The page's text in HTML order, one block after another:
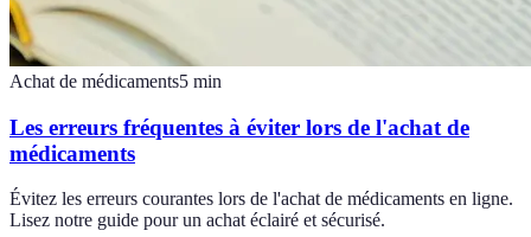
Achat de médicaments5 min
Les erreurs fréquentes à éviter lors de l'achat de
médicaments
Évitez les erreurs courantes lors de l'achat de médicaments en ligne.
Lisez notre guide pour un achat éclairé et sécurisé.